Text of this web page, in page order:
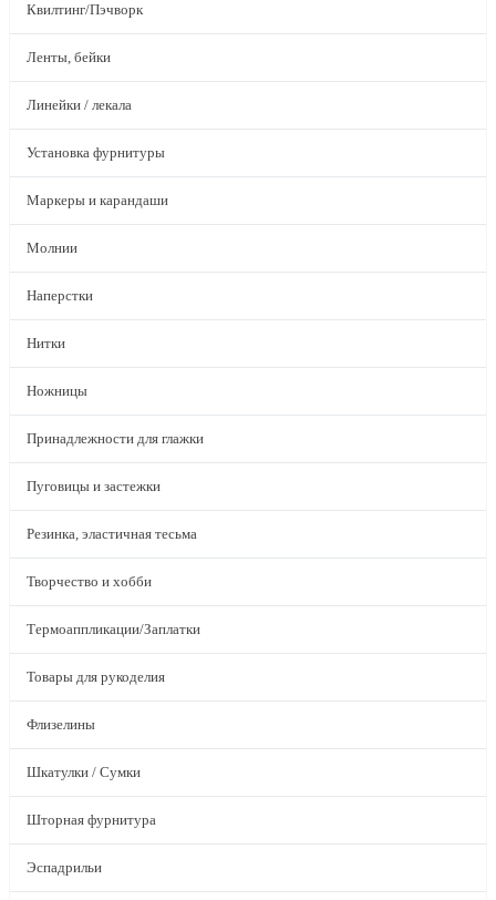
Квилтинг/Пэчворк
Ленты, бейки
Линейки / лекала
Установка фурнитуры
Маркеры и карандаши
Молнии
Наперстки
Нитки
Ножницы
Принадлежности для глажки
Пуговицы и застежки
Резинка, эластичная тесьма
Творчество и хобби
Термоаппликации/Заплатки
Товары для рукоделия
Флизелины
Шкатулки / Сумки
Шторная фурнитура
Эспадрильи